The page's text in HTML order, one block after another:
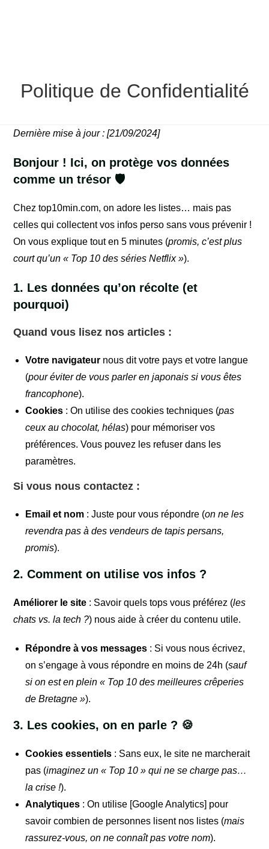
Politique de Confidentialité
Dernière mise à jour : [21/09/2024]
Bonjour ! Ici, on protège vos données
comme un trésor 🛡️
Chez top10min.com, on adore les listes… mais pas
celles qui collectent vos infos perso sans vous prévenir !
On vous explique tout en 5 minutes (promis, c’est plus
court qu’un « Top 10 des séries Netflix »).
1. Les données qu’on récolte (et
pourquoi)
Quand vous lisez nos articles :
Votre navigateur nous dit votre pays et votre langue
(pour éviter de vous parler en japonais si vous êtes
francophone).
Cookies : On utilise des cookies techniques (pas
ceux au chocolat, hélas) pour mémoriser vos
préférences. Vous pouvez les refuser dans les
paramètres.
Si vous nous contactez :
Email et nom : Juste pour vous répondre (on ne les
revendra pas à des vendeurs de tapis persans,
promis).
2. Comment on utilise vos infos ?
Améliorer le site : Savoir quels tops vous préférez (les
chats vs. la tech ?) nous aide à créer du contenu utile.
Répondre à vos messages : Si vous nous écrivez,
on s’engage à vous répondre en moins de 24h (sauf
si on est en plein « Top 10 des meilleures crêperies
de Bretagne »).
3. Les cookies, on en parle ? 🍪
Cookies essentiels : Sans eux, le site ne marcherait
pas (imaginez un « Top 10 » qui ne se charge pas…
la crise !).
Analytiques : On utilise [Google Analytics] pour
savoir combien de personnes lisent nos listes (mais
rassurez-vous, on ne connaît pas votre nom).